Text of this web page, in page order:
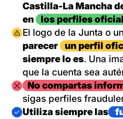
Castilla-La Mancha
en
los perfiles
Imagen
El logo de la Junta o
parecer
un perfil
siempre lo es. Una
que la cuenta sea
ImagenNo compartas
sigas perfiles
Imagen
Utiliza siempre las